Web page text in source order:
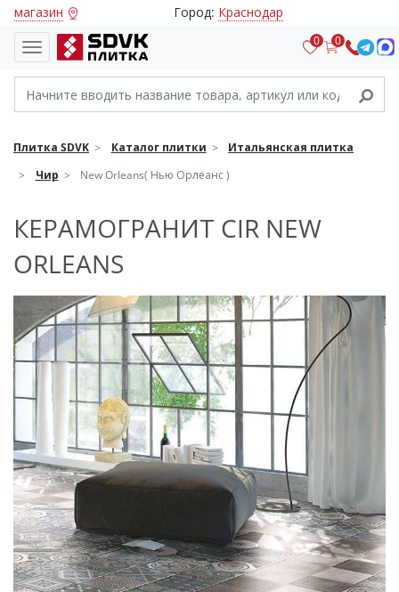
магазин Город: Краснодар
0 0
Плитка SDVK Каталог плитки
Итальянская плитка
Чир
New Orleans( Нью Орлеанс )
КЕРАМОГРАНИТ CIR NEW
ORLEANS